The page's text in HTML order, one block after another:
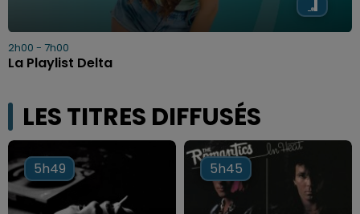
2h00 - 7h00
La Playlist Delta
LES TITRES DIFFUSÉS
5h49
5h49 5h45
5h45